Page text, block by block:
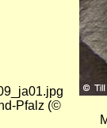
Pfalz (©